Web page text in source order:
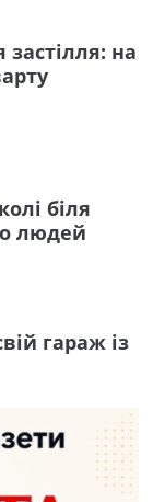
на
біля
людей
гараж із